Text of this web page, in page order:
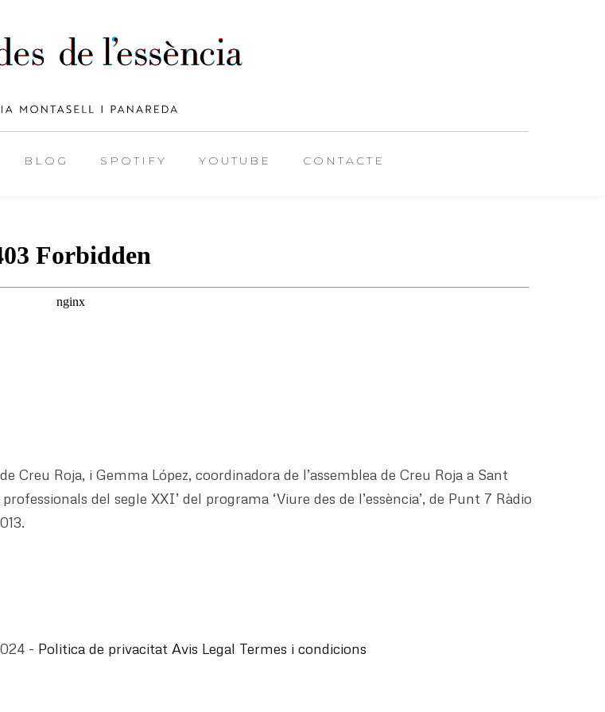
BLOG SPOTIFY YOUTUBE CONTACTE
Roja, i Gemma López, coordinadora de l’assemblea de Creu Roja a Sant
del segle XXI’ del programa ‘Viure des de l’essència’, de Punt 7 Ràdio
- Politica de privacitat Avis Legal Termes i condicions